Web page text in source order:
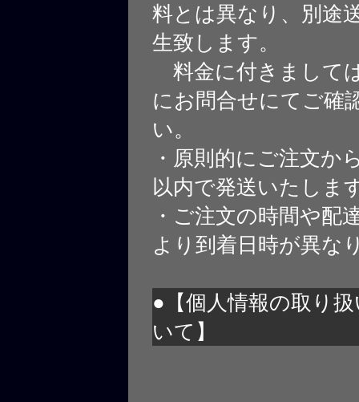
料とは異なり、別途
生致します。
料金に付きまして
にお問合せにてご確
い。
・原則的にご注文か
以内で発送いたしま
・ご注文の時間や配
より到着日時が異な
●【個人情報の取り
いて】